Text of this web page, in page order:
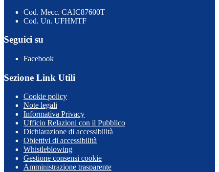
Cod. Mecc. CAIC87600T
Cod. Un. UFHMTF
Seguici su
Facebook
Sezione Link Utili
Cookie policy
Note legali
Informativa Privacy
Ufficio Relazioni con il Pubblico
Dichiarazione di accessibilità
Obiettivi di accessibilità
Whistleblowing
Gestione consensi cookie
Amministrazione trasparente